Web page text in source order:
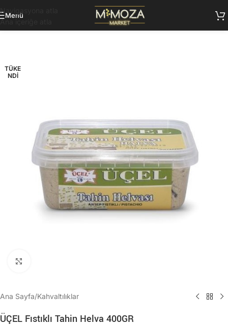
Navigasyona atla
Ana içeriğe atla
Menü
TÜKE
NDI
Ana Sayfa/Kahvaltılıklar
ÜÇEL Fıstıklı Tahin Helva 400GR